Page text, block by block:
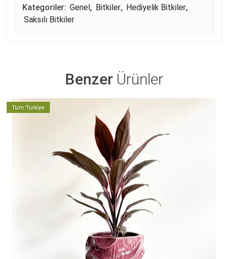
Kategoriler: Genel , Bitkiler, Hediyelik Bitkiler,
Saksılı Bitkiler
BenzerÜrünler
Tüm Türkiye